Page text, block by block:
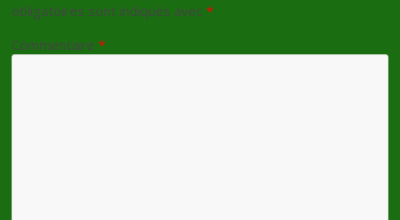
obligatoires sont indiqués avec*
Commentaire*